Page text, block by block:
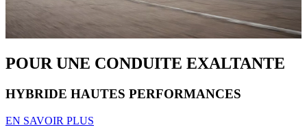
POUR UNE CONDUITE EXALTANTE
HYBRIDE HAUTES PERFORMANCES
EN SAVOIR PLUS